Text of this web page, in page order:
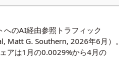
のAI経由参照トラフィック
Matt G. Southern, 2026年6月）。
アは1月の0.0029%から4月の